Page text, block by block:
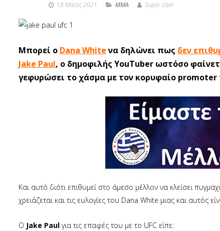
18 Μαϊος 2021 MMA Super User
Μπορεί ο Dana Whiteνα δηλώνει πως δεν
Jake Paul, ο δημοφιλής YouTuber ωστόσο
γεφυρώσει το χάσμα με τον κορυφαίο promoter
Και αυτό διότι επιθυμεί στο άμεσο μέλλον να κλείσει
χρειάζεται και τις ευλογίες του Dana White μιας και αυτός
Ο Jake Paul για τις επαφές του με το UFC είπε: